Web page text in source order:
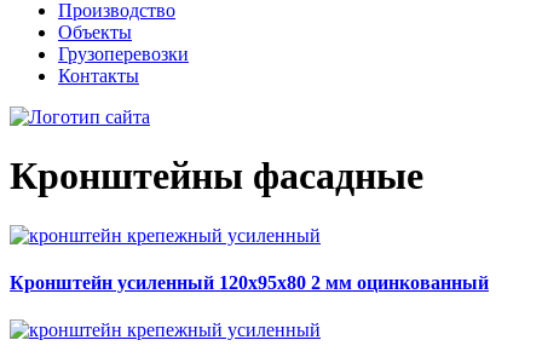
Производство
Объекты
Грузоперевозки
Контакты
Кронштейны фасадные
Кронштейн усиленный 120x95x80 2 мм оцинкованный